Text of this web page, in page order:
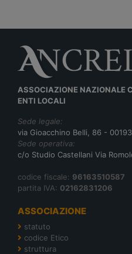
ASSOCIAZIONE NAZIONALE
ENTI LOCALI
Sede legale:
via Gioacchino Belli, 86 -
Sede operativa:
c/o Studio Castellani Via
codice fiscale: 96163510587
partita IVA: 02162831206
ASSOCIAZIONE
statuto
codice Etico
struttura